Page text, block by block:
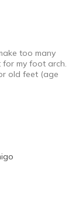
too many
for my foot arch.
old feet (age